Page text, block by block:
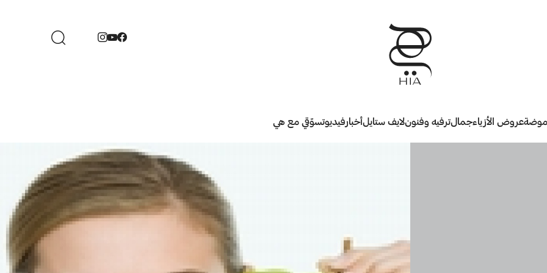
موضةعروض الأزياءجمالترفيه وفنونلايف ستايلأخبارفيديوتسوّقي مع هي